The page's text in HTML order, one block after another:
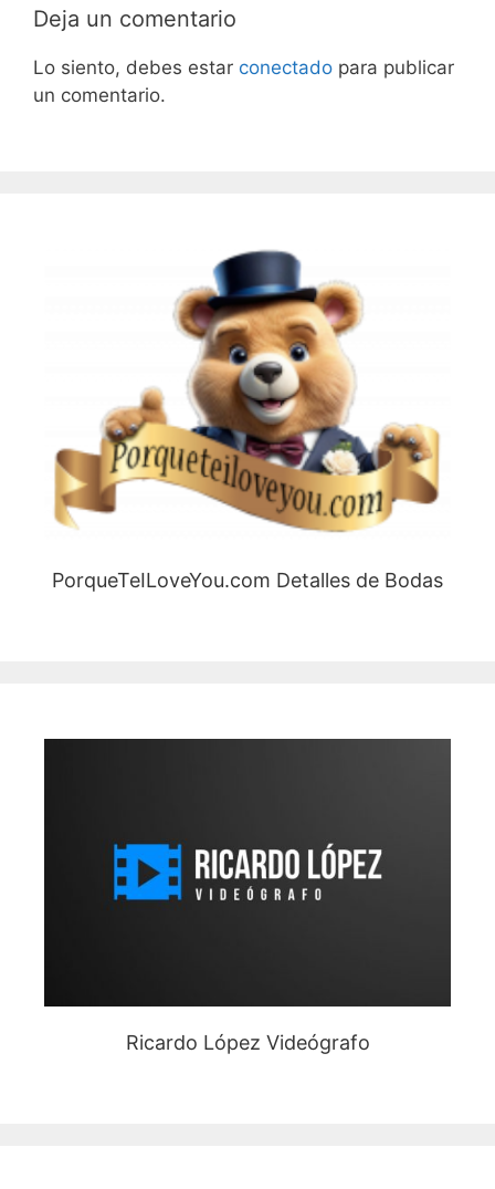
Deja un comentario
Lo siento, debes estar conectado para publicar
un comentario.
PorqueTeILoveYou.com Detalles de Bodas
Ricardo López Videógrafo